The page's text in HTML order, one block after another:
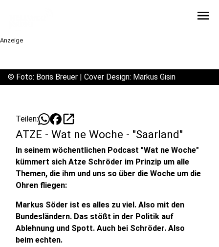
menu
Anzeige
© Foto: Boris Breuer | Cover Design: Markus Gisin
Teilen: open_in_new
ATZE - Wat ne Woche - "Saarland"
In seinem wöchentlichen Podcast "Wat ne Woche"
kümmert sich Atze Schröder im Prinzip um alle
Themen, die ihm und uns so über die Woche um die
Ohren fliegen:
Markus Söder ist es alles zu viel. Also mit den
Bundesländern. Das stößt in der Politik auf
Ablehnung und Spott. Auch bei Schröder. Also
beim echten.